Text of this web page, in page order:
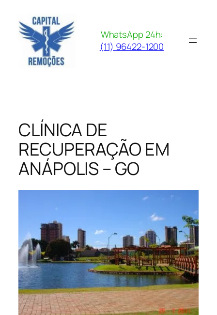
para
conteúdo
WhatsApp 24h:
(11) 96422-1200
CLÍNICA DE
RECUPERAÇÃO EM
ANÁPOLIS – GO